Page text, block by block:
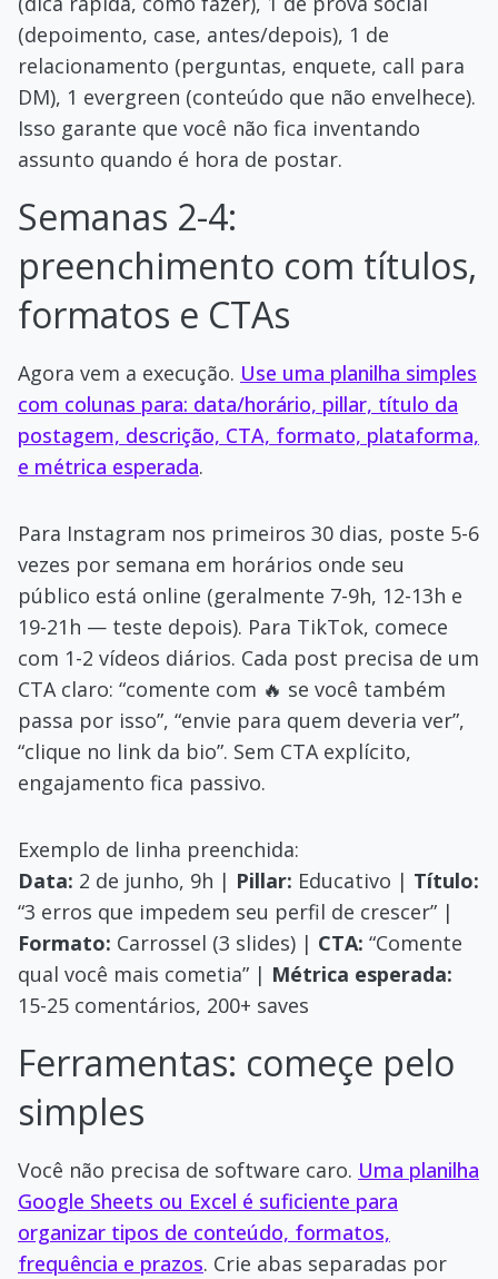
(depoimento, case, antes/depois), 1 de
relacionamento (perguntas, enquete, call para
DM), 1 evergreen (conteúdo que não envelhece).
Isso garante que você não fica inventando
assunto quando é hora de postar.
Semanas 2-4:
preenchimento com títulos,
formatos e CTAs
Agora vem a execução. Use uma planilha simples
com colunas para: data/horário, pillar, título da
postagem, descrição, CTA, formato, plataforma,
e métrica esperada.
Para Instagram nos primeiros 30 dias, poste 5-6
vezes por semana em horários onde seu
público está online (geralmente 7-9h, 12-13h e
19-21h — teste depois). Para TikTok, comece
com 1-2 vídeos diários. Cada post precisa de um
CTA claro: “comente com 🔥 se você também
passa por isso”, “envie para quem deveria ver”,
“clique no link da bio”. Sem CTA explícito,
engajamento fica passivo.
Exemplo de linha preenchida:
Data: 2 de junho, 9h | Pillar: Educativo | Título:
“3 erros que impedem seu perfil de crescer” |
Formato: Carrossel (3 slides) | CTA: “Comente
qual você mais cometia” | Métrica esperada:
15-25 comentários, 200+ saves
Ferramentas: começe pelo
simples
Você não precisa de software caro. Uma planilha
Google Sheets ou Excel é suficiente para
organizar tipos de conteúdo, formatos,
frequência e prazos. Crie abas separadas por